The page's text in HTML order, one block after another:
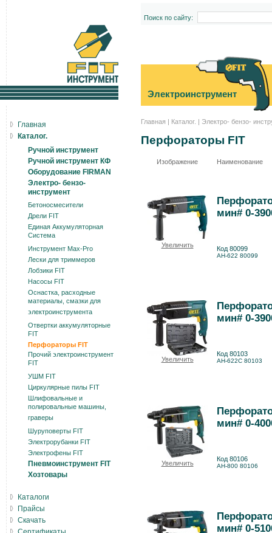
Поиск по сайту:
Электроинструмент
Главная | Каталог. | Электро- бензо-
Перфораторы FIT
Изображение Наименование
Увеличить
мин# 0-
Код 80099
AH-622 80099
Увеличить
мин# 0-
Код 80103
AH-622C 80103
Увеличить
мин# 0-
Код 80106
AH-800 80106
мин# 0-
Главная
Каталог.
Ручной инструмент
Ручной инструмент КФ
Оборудование FIRMAN
Электро- бензо-
инструмент
Бетоносмесители
Дрели FIT
Единая Аккумуляторная
Система
Инструмент Max-Pro
Лески для триммеров
Лобзики FIT
Насосы FIT
Оснастка, расходные
материалы, смазки для
электроинструмента
Отвертки аккумуляторные
FIT
Перфораторы FIT
Прочий электроинструмент
FIT
УШМ FIT
Циркулярные пилы FIT
Шлифовальные и
полировальные машины,
граверы
Шуруповерты FIT
Электрорубанки FIT
Электрофены FIT
Пневмоинструмент FIT
Хозтовары
Каталоги
Прайсы
Скачать